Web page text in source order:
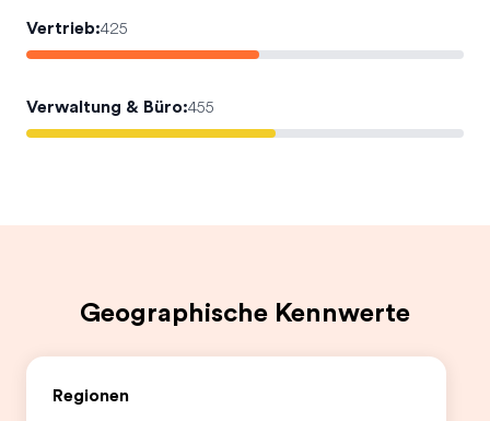
Vertrieb:425
Verwaltung & Büro:455
Geographische Kennwerte
Regionen